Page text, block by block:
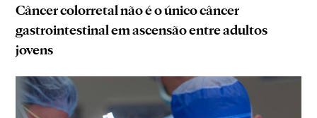
Câncer colorretal não é o único câncer
gastrointestinal em ascensão entre adultos
jovens